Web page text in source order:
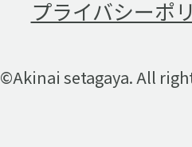
プライバシーポ
©Akinai setagaya. All